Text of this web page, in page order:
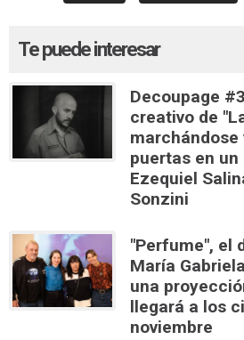
Te puede interesar
Decoupage
creativo de
marchándose
puertas en
Ezequiel
Sonzini
"Perfume", el
María
una
llegará a los
noviembre